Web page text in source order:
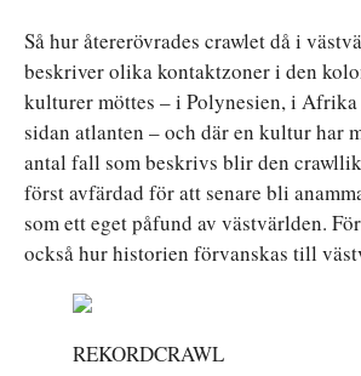
Så hur återerövrades crawlet då i
beskriver olika kontaktzoner i den
kulturer möttes – i Polynesien, i Afrika
sidan atlanten – och där en kultur har
antal fall som beskrivs blir den
först avfärdad för att senare bli
som ett eget påfund av västvärlden.
också hur historien förvanskas till
REKORDCRAWL